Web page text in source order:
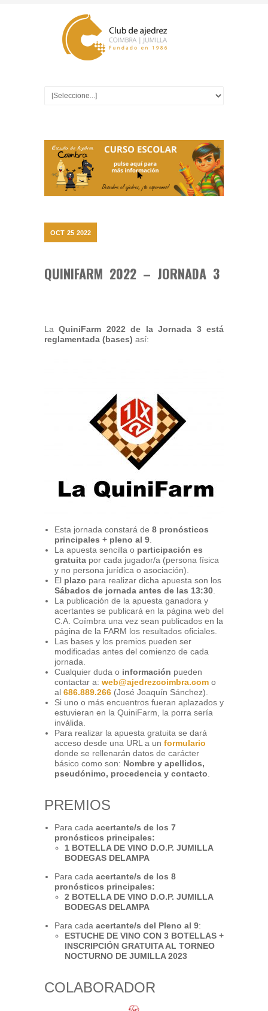
OCT 25 2022
QUINIFARM 2022 – JORNADA 3
LaQuiniFarm 2022 de la Jornada 3 está
reglamentada (bases) así:
Esta jornada constará de 8 pronósticos
principales + pleno al 9
La apuesta sencilla o participación es
gratuita por cada jugador/a (persona física
y no persona jurídica o asociación).
El plazo para realizar dicha apuesta son los
Sábados de jornada antes de las 13:30
La publicación de la apuesta ganadora y
acertantes se publicará en la página web del
C.A. Coímbra una vez sean publicados en la
página de la FARM los resultados oficiales.
Las bases y los premios pueden ser
modificadas antes del comienzo de cada
jornada.
Cualquier duda o información pueden
contactar a: web@ajedrezcoimbra.com o
al 686.889.266 (José Joaquín Sánchez).
Si uno o más encuentros fueran aplazados y
estuvieran en la QuiniFarm, la porra sería
inválida.
Para realizar la apuesta gratuita se dará
acceso desde una URL a un formulario
donde se rellenarán datos de carácter
básico como son: Nombre y apellidos,
pseudónimo, procedencia y contacto
PREMIOS
Para cada acertante/s de los 7
pronósticos principales:
1 BOTELLA DE VINO D.O.P. JUMILLA
BODEGAS DELAMPA
Para cada acertante/s de los 8
pronósticos principales:
2 BOTELLA DE VINO D.O.P. JUMILLA
BODEGAS DELAMPA
Para cada acertante/s del Pleno al 9:
ESTUCHE DE VINO CON 3 BOTELLAS +
INSCRIPCIÓN GRATUITA AL TORNEO
NOCTURNO DE JUMILLA 2023
COLABORADOR